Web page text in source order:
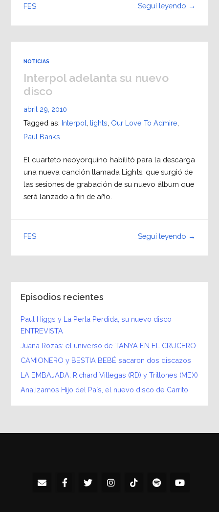
Seguí leyendo →
FES
NOTICIAS
Interpol adelanta su nuevo
disco
abril 29, 2010
Tagged as: Interpol lights Our Love To Admire
Paul Banks
El cuarteto neoyorquino habilitó para la descarga
una nueva canción llamada Lights, que surgió de
las sesiones de grabación de su nuevo álbum que
será lanzado a fin de año.
Seguí leyendo →
FES
Episodios recientes
Paul Higgs y La Perla Perdida, su nuevo disco
ENTREVISTA
Juana Rozas: el universo de TANYA EN EL CRUCERO
CAMIONERO y BESTIA BEBÉ sacaron dos discazos
LA EMBAJADA: Richard Villegas (RD) y Trillones (MEX)
Analizamos Hijo del País, el nuevo disco de Carrito